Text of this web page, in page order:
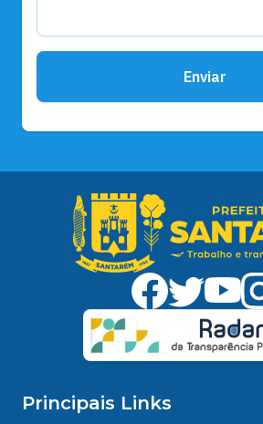
Enviar
Principais Links